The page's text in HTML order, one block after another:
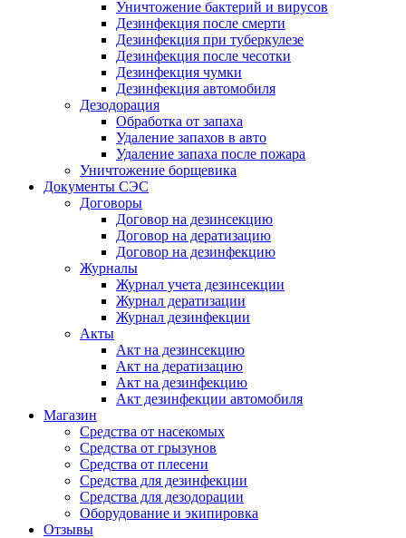
Уничтожение бактерий и вирусов
Дезинфекция после смерти
Дезинфекция при туберкулезе
Дезинфекция после чесотки
Дезинфекция чумки
Дезинфекция автомобиля
Дезодорация
Обработка от запаха
Удаление запахов в авто
Удаление запаха после пожара
Уничтожение борщевика
Документы СЭС
Договоры
Договор на дезинсекцию
Договор на дератизацию
Договор на дезинфекцию
Журналы
Журнал учета дезинсекции
Журнал дератизации
Журнал дезинфекции
Акты
Акт на дезинсекцию
Акт на дератизацию
Акт на дезинфекцию
Акт дезинфекции автомобиля
Магазин
Средства от насекомых
Средства от грызунов
Средства от плесени
Средства для дезинфекции
Средства для дезодорации
Оборудование и экипировка
Отзывы